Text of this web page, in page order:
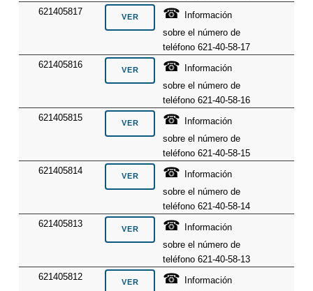
621405817
☎
Información
sobre el número de
teléfono 621-40-58-17
621405816
☎
Información
sobre el número de
teléfono 621-40-58-16
621405815
☎
Información
sobre el número de
teléfono 621-40-58-15
621405814
☎
Información
sobre el número de
teléfono 621-40-58-14
621405813
☎
Información
sobre el número de
teléfono 621-40-58-13
621405812
☎
Información